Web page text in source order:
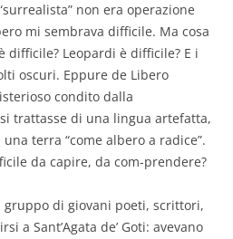
non era operazione
mi sembrava difficile. Ma cosa
difficile? Leopardi è difficile? E i
oscuri. Eppure de Libero
condito dalla
trattasse di una lingua artefatta,
terra “come albero a radice”.
da capire, da com-prendere?
gruppo di giovani poeti, scrittori,
a Sant’Agata de’ Goti: avevano